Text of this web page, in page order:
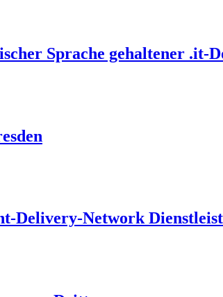
Sprache gehaltener .it-
Delivery-Network